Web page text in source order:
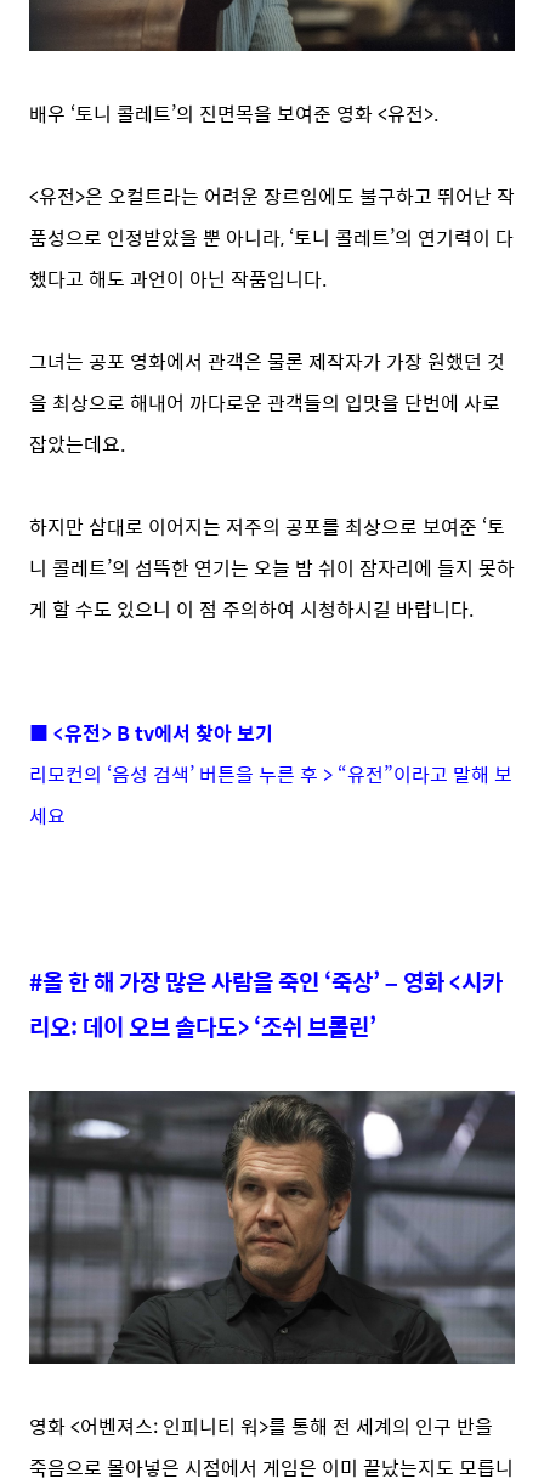
배우 ‘토니 콜레트’의 진면목을 보여준 영화 <유전>.
<유전>은 오컬트라는 어려운 장르임에도 불구하고 뛰어난 작
품성으로 인정받았을 뿐 아니라, ‘토니 콜레트’의 연기력이 다
했다고 해도 과언이 아닌 작품입니다.
그녀는 공포 영화에서 관객은 물론 제작자가 가장 원했던 것
을 최상으로 해내어 까다로운 관객들의 입맛을 단번에 사로
잡았는데요.
하지만 삼대로 이어지는 저주의 공포를 최상으로 보여준 ‘토
니 콜레트’의 섬뜩한 연기는 오늘 밤 쉬이 잠자리에 들지 못하
게 할 수도 있으니 이 점 주의하여 시청하시길 바랍니다.
■ <유전> B tv에서 찾아 보기
리모컨의 ‘음성 검색’ 버튼을 누른 후 > “유전”이라고 말해 보
세요
#올 한 해 가장 많은 사람을 죽인 ‘죽상’ – 영화 <시카
리오: 데이 오브 솔다도> ‘조쉬 브롤린’
영화 <어벤져스: 인피니티 워>를 통해 전 세계의 인구 반을
죽음으로 몰아넣은 시점에서 게임은 이미 끝났는지도 모릅니